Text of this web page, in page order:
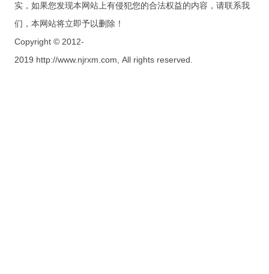
实，如果您发现本网站上有侵犯您的合法权益的内容，请联系我
们，本网站将立即予以删除！
Copyright © 2012-
2019 http://www.njrxm.com, All rights reserved.